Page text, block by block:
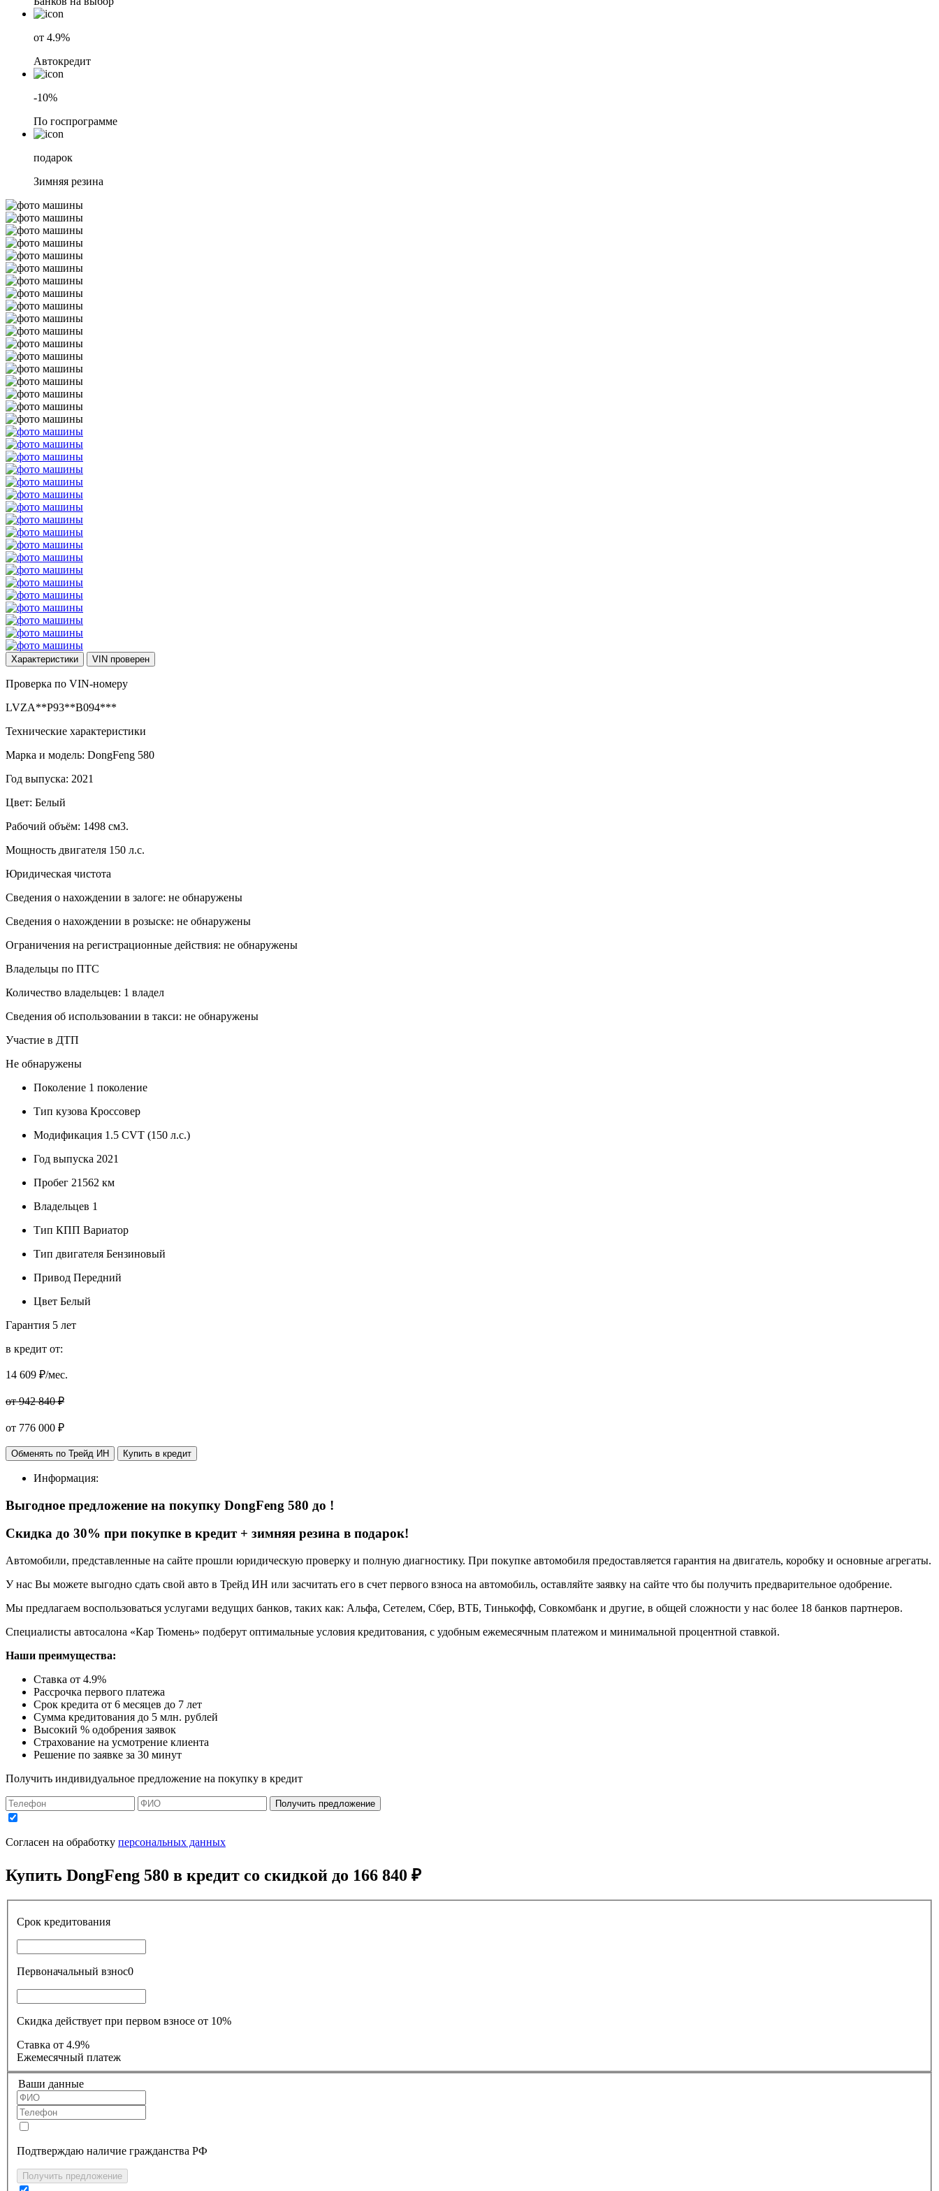
от 4.9%
Автокредит
-10%
По госпрограмме
подарок
Зимняя резина
Характеристики VIN проверен
Проверка по VIN-номеру
LVZA**P93**B094***
Технические характеристики
Марка и модель: DongFeng 580
Год выпуска: 2021
Цвет: Белый
Рабочий объём: 1498 см3.
Мощность двигателя 150 л.с.
Юридическая чистота
Сведения о нахождении в залоге: не обнаружены
Сведения о нахождении в розыске: не обнаружены
Ограничения на регистрационные действия: не обнаружены
Владельцы по ПТС
Количество владельцев: 1 владел
Сведения об использовании в такси: не обнаружены
Участие в ДТП
Не обнаружены
Поколение 1 поколение
Тип кузова Кроссовер
Модификация 1.5 CVT (150 л.с.)
Год выпуска 2021
Пробег 21562 км
Владельцев 1
Тип КПП Вариатор
Тип двигателя Бензиновый
Привод Передний
Цвет Белый
Гарантия 5 лет
в кредит от:
14 609 ₽/мес.
от 942 840 ₽
от 776 000 ₽
Обменять по Трейд ИН Купить в кредит
Информация:
Выгодное предложение на покупку DongFeng 580 до !
Cкидка до 30% при покупке в кредит + зимняя резина в подарок!
Автомобили, представленные на сайте прошли юридическую проверку и полную диагностику. При покупке автомобиля предоставляется гарантия на двигатель, коробку и основные агрегаты.
У нас Вы можете выгодно сдать свой авто в Трейд ИН или засчитать его в счет первого взноса на автомобиль, оставляйте заявку на сайте что бы получить предварительное одобрение.
Мы предлагаем воспользоваться услугами ведущих банков, таких как: Альфа, Сетелем, Сбер, ВТБ, Тинькофф, Совкомбанк и другие, в общей сложности у нас более 18 банков партнеров.
Специалисты автосалона «Кар Тюмень» подберут оптимальные условия кредитования, с удобным ежемесячным платежом и минимальной процентной ставкой.
Наши преимущества:
Ставка от 4.9%
Рассрочка первого платежа
Срок кредита от 6 месяцев до 7 лет
Сумма кредитования до 5 млн. рублей
Высокий % одобрения заявок
Страхование на усмотрение клиента
Решение по заявке за 30 минут
Получить индивидуальное предложение на покупку в кредит
Получить предложение
Согласен на обработку персональных данных
Купить DongFeng 580 в кредит со скидкой до 166 840 ₽
Срок кредитования
Первоначальный взнос0
Скидка действует при первом взносе от 10%
Ставка
от 4.9%
Ежемесячный платеж
Ваши данные
Подтверждаю наличие гражданства РФ
Получить предложение